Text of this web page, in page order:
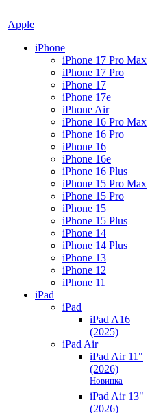
Apple
iPhone
iPhone 17 Pro Max
iPhone 17 Pro
iPhone 17
iPhone 17e
iPhone Air
iPhone 16 Pro Max
iPhone 16 Pro
iPhone 16
iPhone 16e
iPhone 16 Plus
iPhone 15 Pro Max
iPhone 15 Pro
iPhone 15
iPhone 15 Plus
iPhone 14
iPhone 14 Plus
iPhone 13
iPhone 12
iPhone 11
iPad
iPad
iPad A16
(2025)
iPad Air
iPad Air 11"
(2026)
Новинка
iPad Air 13"
(2026)